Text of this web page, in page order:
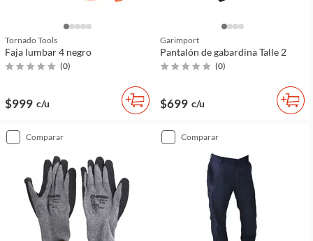
Tornado Tools
Faja lumbar 4 negro
(0)
$999 c/u
Garimport
Pantalón de gabardina Talle 2
(0)
$699 c/u
comparar comparar